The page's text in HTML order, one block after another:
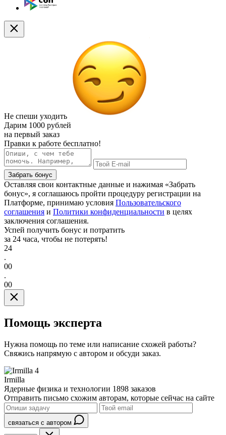
Не спеши уходить
Дарим 1000 рублей
на первый заказ
Правки к работе бесплатно!
Забрать бонус
Оставляя свои контактные данные и нажимая «Забрать
бонус», я соглашаюсь пройти процедуру регистрации на
Платформе, принимаю условия Пользовательского
соглашения и Политики конфиденциальности в целях
заключения соглашения.
Успей получить бонус и потратить
за 24 часа, чтобы не потерять!
24
.
00
.
00
Помощь эксперта
Нужна помощь по теме или написание схожей работы?
Свяжись напрямую с автором и обсуди заказ.
4
Irmilla
Ядерные физика и технологии 1898 заказов
Отправить письмо схожим авторам, которые сейчас на сайте
связаться с автором